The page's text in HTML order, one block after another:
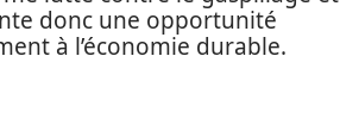
donc une opportunité
à l’économie durable.